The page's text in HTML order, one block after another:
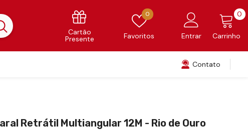
Cartão
Presente Favoritos
0 Favoritos
Entrar Carrinho
0 0
Contato
Retrátil Multiangular 12M - Rio de Ouro